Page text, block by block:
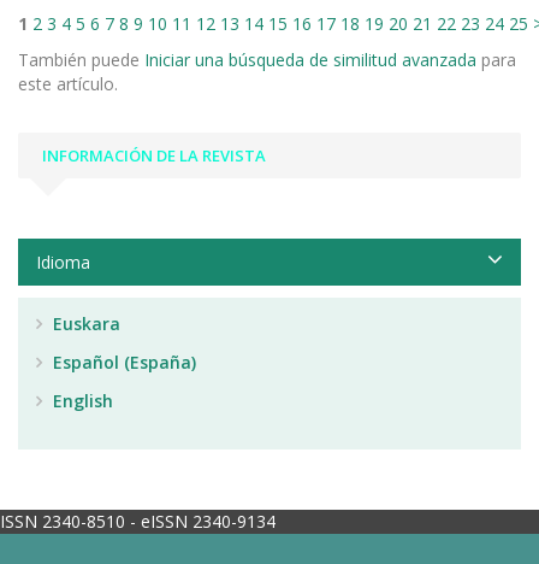
1 2 3 4 5 6 7 8 9 10 11 12 13 14 15 16 17 18 19 20 21 22 23 24 25
También puede Iniciar una búsqueda de similitud avanzada para
este artículo.
INFORMACIÓN DE LA REVISTA
Idioma
Euskara
Español (España)
English
ISSN 2340-8510 - eISSN 2340-9134